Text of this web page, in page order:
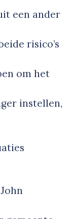
een ander
risico’s
om het
instellen,